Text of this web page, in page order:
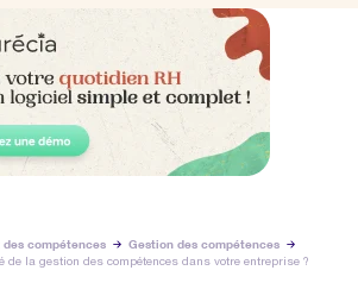
des compétences
Gestion des compétences
de la gestion des compétences dans votre entreprise ?